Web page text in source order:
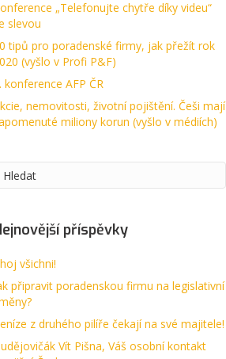
„Telefonujte chytře díky videu“
slevou
tipů pro poradenské firmy, jak přežít rok
(vyšlo v Profi P&F)
konference AFP ČR
nemovitosti, životní pojištění. Češi mají
miliony korun (vyšlo v médiích)
příspěvky
všichni!
připravit poradenskou firmu na legislativní
z druhého pilíře čekají na své majitele!
Vít Pišna, Váš osobní kontakt